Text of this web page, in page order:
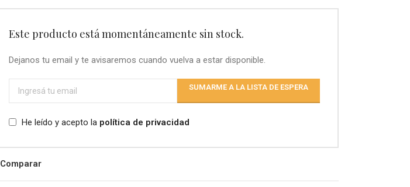
Este producto está momentáneamente sin stock.
Dejanos tu email y te avisaremos cuando vuelva a estar disponible.
SUMARME A LA LISTA DE ESPERA
He leído y acepto la política de privacidad
Comparar